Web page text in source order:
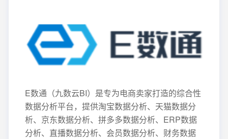
E数通（九数云BI）是专为电商卖家打造的综合性
数据分析平台，提供淘宝数据分析、天猫数据分
析、京东数据分析、拼多多数据分析、ERP数据
分析、直播数据分析、会员数据分析、财务数据